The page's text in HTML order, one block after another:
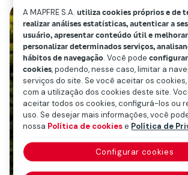
A MAPFRE S.A.utiliza cookies próprios e de
realizar análises estatísticas, autenticar a
usuário, apresentar conteúdo útil e
personalizar determinados serviços,
hábitos de navegação. Você podeconfigurar
cookies, podendo, nesse caso, limitar a
serviços do site. Se você aceitar os
com a utilização dos cookies deste site.
aceitar todos os cookies, configurá-los ou
uso. Se desejar mais informações, você
nossa Política de cookiese Política de
Configurar cookies